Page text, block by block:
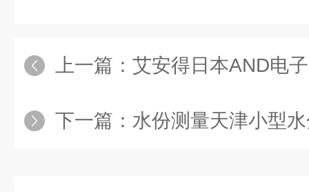
上一篇： 艾安得日本AND电
下一篇： 水份测量天津小型